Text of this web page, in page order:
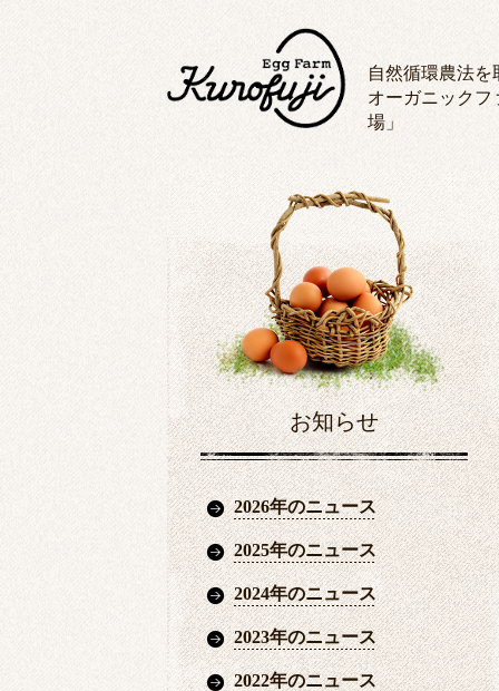
自然循環農法を
オーガニックフ
場」
お知らせ
2026年のニュース
2025年のニュース
2024年のニュース
2023年のニュース
2022年のニュース